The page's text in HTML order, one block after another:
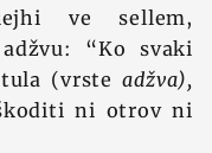
ve sellem,
“Ko svaki
(vrsteadžva),
ni otrov ni